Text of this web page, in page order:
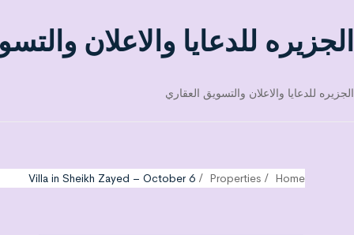
الجزيره للدعايا والاعلان
الجزيره للدعايا والاعلان والتسويق العقاري
Home
Properties
Villa in Sheikh Zayed – October 6